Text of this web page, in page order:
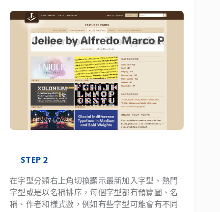
STEP 2
在字型分類右上角切換顯示最新加入字型、熱門
字型或是以名稱排序，每個字型都有預覽圖、名
稱、作者和樣式數，例如有些字型可能會有不同